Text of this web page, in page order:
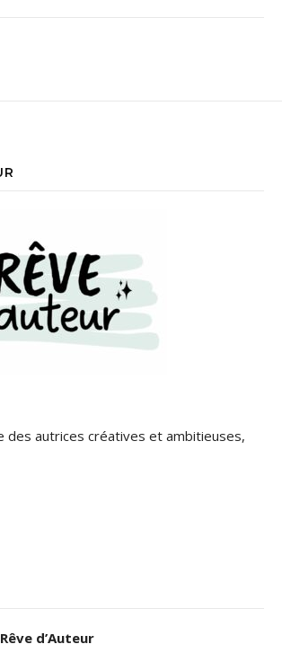
des autrices créatives et ambitieuses,
d’Auteur